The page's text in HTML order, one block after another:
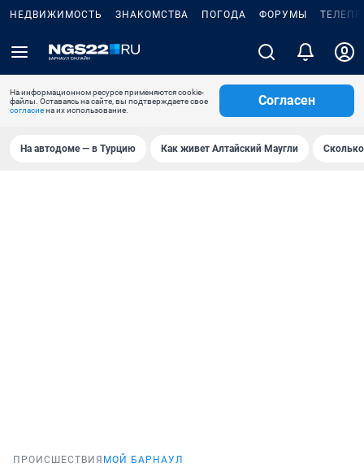
НЕДВИЖИМОСТЬ ЗНАКОМСТВА ПОГОДА ФОРУМЫ
На информационном ресурсе применяются cookie-
файлы. Оставаясь на сайте, вы подтверждаете свое
согласиена их использование.
Согласен
На автодоме — в Турцию Как живет Алтайский Маугли
ПРОИСШЕСТВИЯ МОЙ БАРНАУЛ